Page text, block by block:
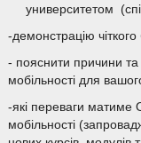
университетом
-демонстрацію
- пояснити причини та
мобільності для
-які переваги матиме
мобільності